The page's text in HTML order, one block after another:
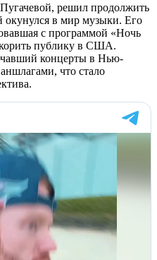
решил продолжить
окунулся в мир музыки. Его
с программой «Ночь
публику в США.
концерты в Нью-
что стало